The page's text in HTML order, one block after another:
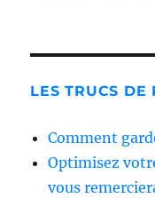
LES TRUCS DE
Comment
Optimisez
vous